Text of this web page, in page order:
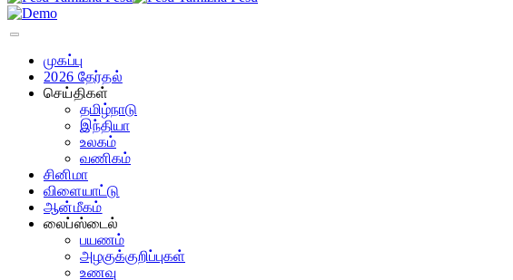
முகப்பு
2026 தேர்தல்
செய்திகள்
தமிழ்நாடு
இந்தியா
உலகம்
வணிகம்
சினிமா
விளையாட்டு
ஆன்மீகம்
லைப்ஸ்டைல்
பயணம்
அழகுக்குறிப்புகள்
உணவு